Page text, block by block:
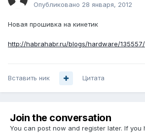
Опубликовано 28 января, 2012
Новая прошивка на кинетик
http://habrahabr.ru/blogs/hardware/135557/
Вставить ник Цитата
Join the conversation
You can post now and register later. If you